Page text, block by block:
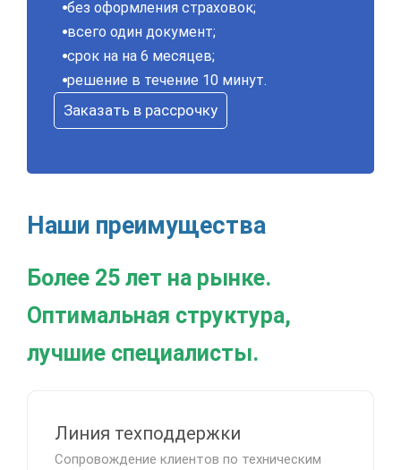
без оформления страховок;
всего один документ;
срок на на 6 месяцев;
решение в течение 10 минут.
Заказать в рассрочку
Наши преимущества
Более 25 лет на рынке.
Оптимальная структура,
лучшие специалисты.
Линия техподдержки
Сопровождение клиентов по техническим